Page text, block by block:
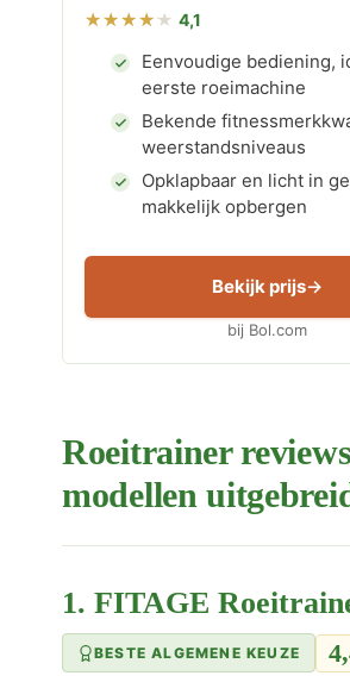
4,1
Eenvoudige bediening,
eerste roeimachine
Bekende
weerstandsniveaus
Opklapbaar en licht in
makkelijk opbergen
Bekijk prijs
bij Bol.com
Roeitrainer
modellen
1. FITAGE
BESTE ALGEMENE KEUZE